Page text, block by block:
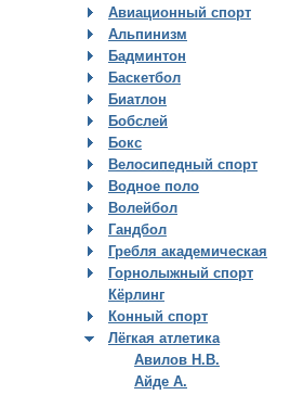
Авиационный спорт
Альпинизм
Бадминтон
Баскетбол
Биатлон
Бобслей
Бокс
Велосипедный спорт
Водное поло
Волейбол
Гандбол
Гребля академическая
Горнолыжный спорт
Кёрлинг
Конный спорт
Лёгкая атлетика
Авилов Н.В.
Айде А.